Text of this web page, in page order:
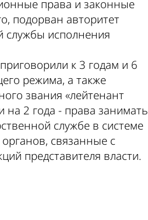
права и законные
подорван авторитет
службы исполнения
к 3 годам и 6
режима, а также
звания «лейтенант
на 2 года - права занимать
службе в системе
связанные с
представителя власти.